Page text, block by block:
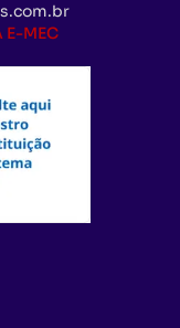
E-MEC